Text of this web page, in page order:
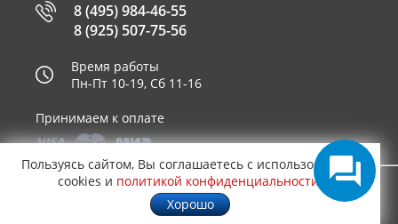
8 (495) 984-46-55
8 (925) 507-75-56
Время работы
Пн-Пт 10-19, Сб 11-16
Принимаем к оплате
© 2003—2026AUTO2.RU™ интернет магазин
запчастей для иномарок в Москве
1.2135
Пользуясь сайтом, Вы соглашаетесь с использованием
cookies и политикой конфиденциальности
Хорошо